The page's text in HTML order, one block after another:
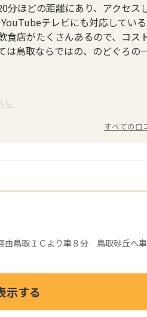
分ほどの距離にあり、アクセス
テレビにも対応してい
店がたくさんあるので、コス
鳥取ならではの、のどぐろの
。
すべての口
由鳥取ＩＣより車８分 鳥取砂丘へ
示する